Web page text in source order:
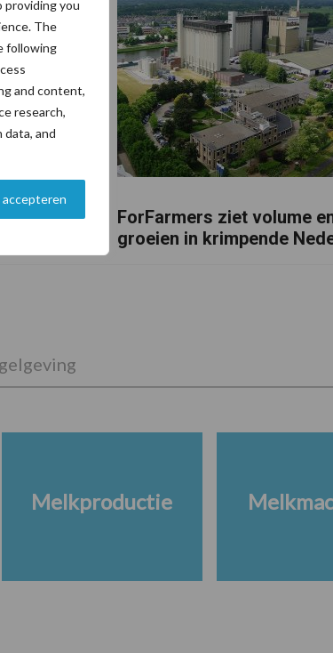
providing you
The
following
and content,
research,
and
accepteren
ForFarmers ziet volume
groeien in krimpende
Melkproductie